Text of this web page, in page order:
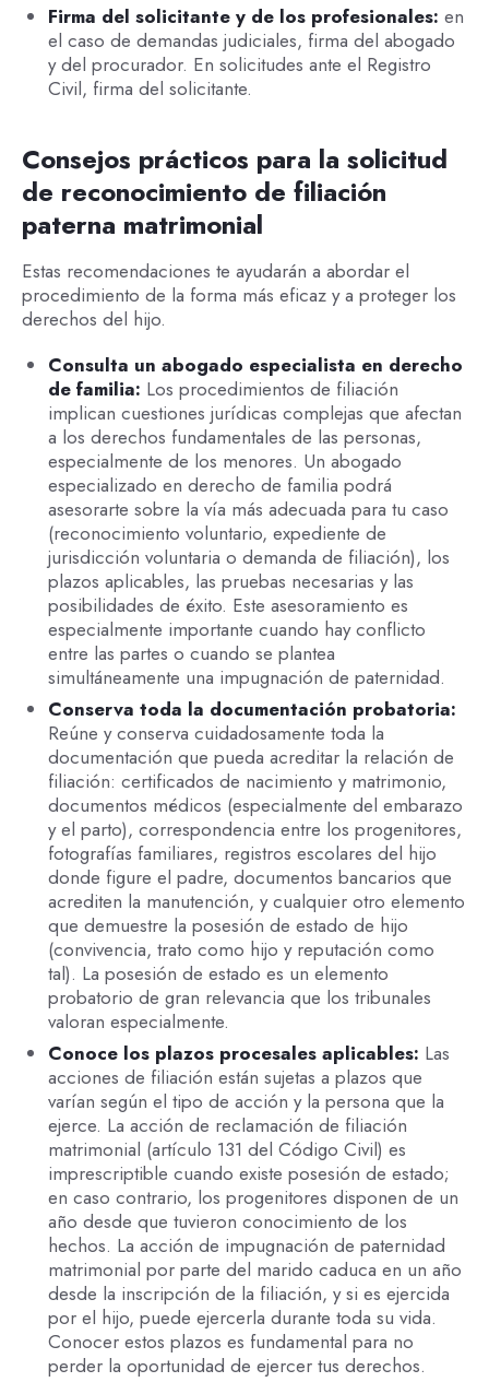
Firma del solicitante y de los profesionales: en
el caso de demandas judiciales, firma del abogado
y del procurador. En solicitudes ante el Registro
Civil, firma del solicitante.
Consejos prácticos para la solicitud
de reconocimiento de filiación
paterna matrimonial
Estas recomendaciones te ayudarán a abordar el
procedimiento de la forma más eficaz y a proteger los
derechos del hijo.
Consulta un abogado especialista en derecho
de familia: Los procedimientos de filiación
implican cuestiones jurídicas complejas que afectan
a los derechos fundamentales de las personas,
especialmente de los menores. Un abogado
especializado en derecho de familia podrá
asesorarte sobre la vía más adecuada para tu caso
(reconocimiento voluntario, expediente de
jurisdicción voluntaria o demanda de filiación), los
plazos aplicables, las pruebas necesarias y las
posibilidades de éxito. Este asesoramiento es
especialmente importante cuando hay conflicto
entre las partes o cuando se plantea
simultáneamente una impugnación de paternidad.
Conserva toda la documentación probatoria:
Reúne y conserva cuidadosamente toda la
documentación que pueda acreditar la relación de
filiación: certificados de nacimiento y matrimonio,
documentos médicos (especialmente del embarazo
y el parto), correspondencia entre los progenitores,
fotografías familiares, registros escolares del hijo
donde figure el padre, documentos bancarios que
acrediten la manutención, y cualquier otro elemento
que demuestre la posesión de estado de hijo
(convivencia, trato como hijo y reputación como
tal). La posesión de estado es un elemento
probatorio de gran relevancia que los tribunales
valoran especialmente.
Conoce los plazos procesales aplicables: Las
acciones de filiación están sujetas a plazos que
varían según el tipo de acción y la persona que la
ejerce. La acción de reclamación de filiación
matrimonial (artículo 131 del Código Civil) es
imprescriptible cuando existe posesión de estado;
en caso contrario, los progenitores disponen de un
año desde que tuvieron conocimiento de los
hechos. La acción de impugnación de paternidad
matrimonial por parte del marido caduca en un año
desde la inscripción de la filiación, y si es ejercida
por el hijo, puede ejercerla durante toda su vida.
Conocer estos plazos es fundamental para no
perder la oportunidad de ejercer tus derechos.